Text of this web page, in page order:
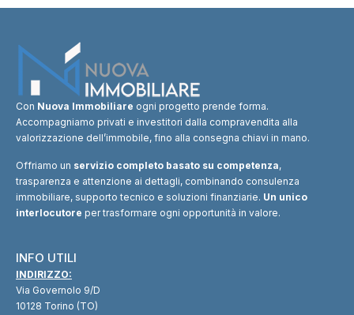
Con Nuova Immobiliare ogni progetto prende forma.
Accompagniamo privati e investitori dalla compravendita alla
valorizzazione dell’immobile, fino alla consegna chiavi in mano.
Offriamo un servizio completo basato su competenza,
trasparenza e attenzione ai dettagli, combinando consulenza
immobiliare, supporto tecnico e soluzioni finanziarie. Un unico
interlocutore per trasformare ogni opportunità in valore.
INFO UTILI
INDIRIZZO:
Via Governolo 9/D
10128 Torino (TO)